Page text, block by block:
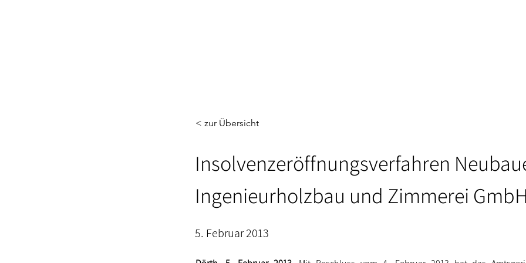
< zur Übersicht
Insolvenzeröffnungsverfahren
Ingenieurholzbau und Zimmerei
5. Februar 2013